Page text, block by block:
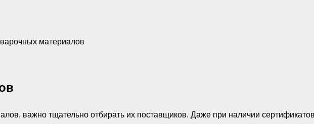
материалов
важно тщательно отбирать их поставщиков. Даже при наличии